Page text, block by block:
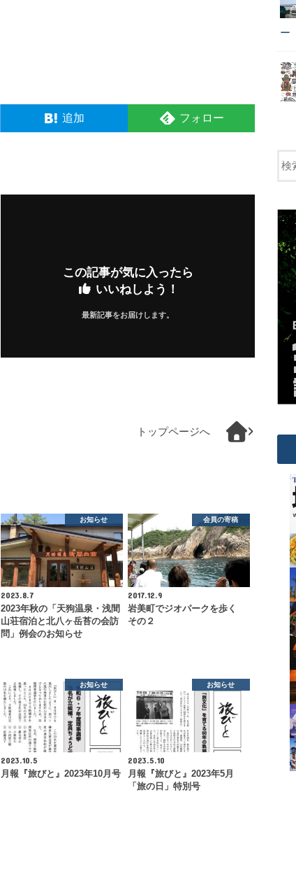
追加 フォロー
この記事が気に入ったら
いいねしよう！
最新記事をお届けします。
トップページへ
お知らせ
2023.8.7
2023年秋の「天狗温泉・浅間
山荘宿泊と北八ヶ岳苔の会訪
問」例会のお知らせ
会員の寄稿
2017.12.9
岩美町でジオパークを歩く
その２
お知らせ
2023.10.5
月報『旅びと』2023年10月号
お知らせ
2023.5.10
月報『旅びと』2023年5月
「旅の日」特別号
ー